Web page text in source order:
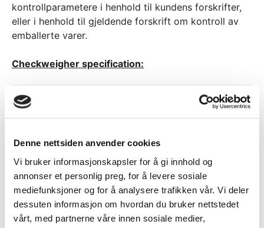
Denne nettsiden anvender cookies
Vi bruker informasjonskapsler for å gi innhold og
annonser et personlig preg, for å levere sosiale
mediefunksjoner og for å analysere trafikken vår. Vi deler
dessuten informasjon om hvordan du bruker nettstedet
vårt, med partnerne våre innen sosiale medier,
kontrollparametere i henhold til kundens forskrifter,
eller i henhold til gjeldende forskrift om kontroll av
emballerte varer.
Checkweigher specification:
Andre
modeller i
range
0 – 1500g
300g, 3000g,
6000g og
7500g
Reading unit
0,5 g 0,2g, 1g, 2g, 5g